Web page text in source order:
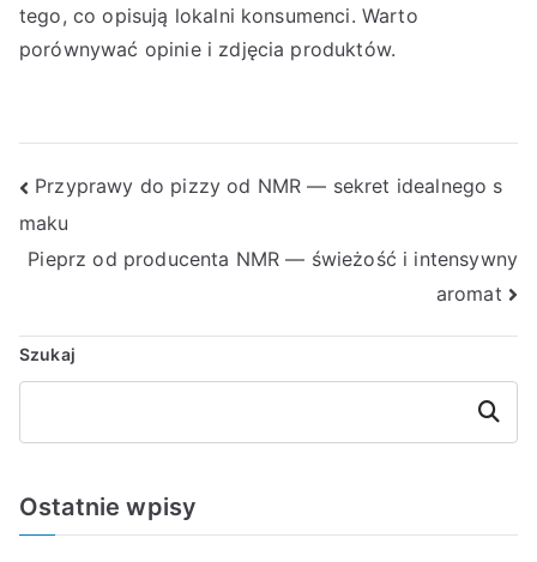
tego, co opisują lokalni konsumenci. Warto
porównywać opinie i zdjęcia produktów.
Nawigacja
wpisu
Przyprawy do pizzy od NMR — sekret idealnego s
maku
Pieprz od producenta NMR — świeżość i intensywny
aromat
Szukaj
Szukaj
Ostatnie wpisy